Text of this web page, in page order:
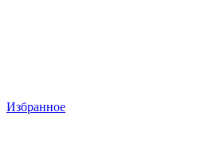
Избранное